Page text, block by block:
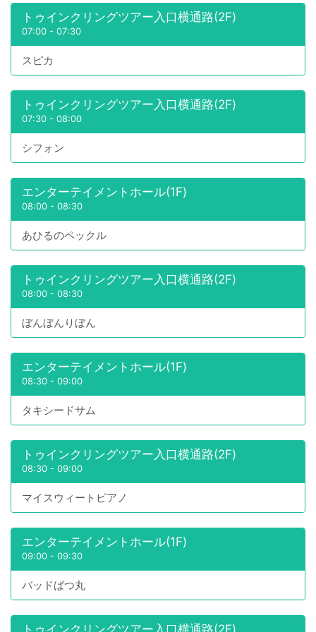
トゥインクリングツアー入口横通路(2F)
07:00 - 07:30
スピカ
トゥインクリングツアー入口横通路(2F)
07:30 - 08:00
シフォン
エンターテイメントホール(1F)
08:00 - 08:30
あひるのペックル
トゥインクリングツアー入口横通路(2F)
08:00 - 08:30
ぼんぼんりぼん
エンターテイメントホール(1F)
08:30 - 09:00
タキシードサム
トゥインクリングツアー入口横通路(2F)
08:30 - 09:00
マイスウィートピアノ
エンターテイメントホール(1F)
09:00 - 09:30
バッドばつ丸
トゥインクリングツアー入口横通路(2F)